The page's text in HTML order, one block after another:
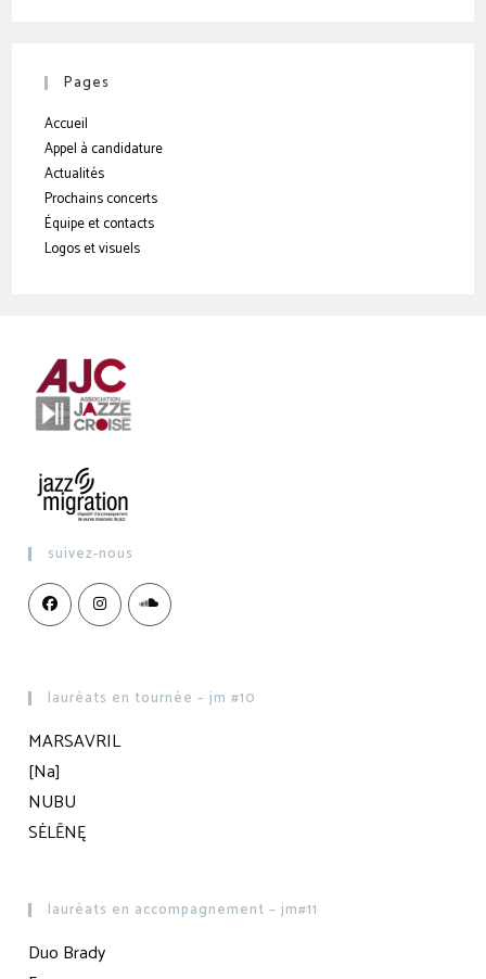
Pages
Accueil
Appel à candidature
Actualités
Prochains concerts
Équipe et contacts
Logos et visuels
suivez-nous
lauréats en tournée – jm #10
MARSAVRIL
[Na]
NUBU
SĖLĒNĘ
lauréats en accompagnement – jm#11
Duo Brady